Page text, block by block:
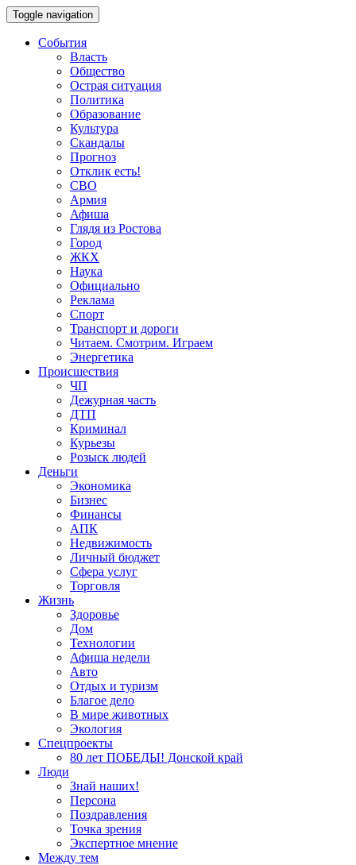
Toggle navigation
События
Власть
Общество
Острая ситуация
Политика
Образование
Культура
Скандалы
Прогноз
Отклик есть!
СВО
Армия
Афиша
Глядя из Ростова
Город
ЖКХ
Наука
Официально
Реклама
Спорт
Транспорт и дороги
Читаем. Смотрим. Играем
Энергетика
Происшествия
ЧП
Дежурная часть
ДТП
Криминал
Курьезы
Розыск людей
Деньги
Экономика
Бизнес
Финансы
АПК
Недвижимость
Личный бюджет
Сфера услуг
Торговля
Жизнь
Здоровье
Дом
Технологии
Афиша недели
Авто
Отдых и туризм
Благое дело
В мире животных
Экология
Спецпроекты
80 лет ПОБЕДЫ! Донской край
Люди
Знай наших!
Персона
Поздравления
Точка зрения
Экспертное мнение
Между тем